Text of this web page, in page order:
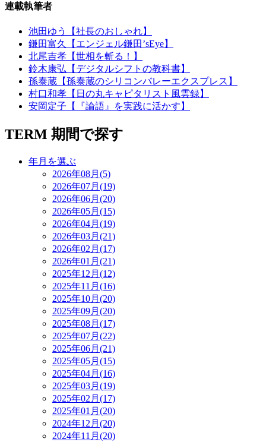
連載執筆者
池田ゆう【社長のおしゃれ】
鎌田富久【エンジェル鎌田’sEye】
北尾吉孝【世相を斬る！】
鈴木康弘【デジタルシフトの教科書】
孫泰蔵【孫泰蔵のシリコンバレーエクスプレス】
村口和孝【日の丸キャピタリスト風雲録】
安岡定子【『論語』を実践に活かす】
TERM 期間で探す
年月を選ぶ
2026年08月(5)
2026年07月(19)
2026年06月(20)
2026年05月(15)
2026年04月(19)
2026年03月(21)
2026年02月(17)
2026年01月(21)
2025年12月(12)
2025年11月(16)
2025年10月(20)
2025年09月(20)
2025年08月(17)
2025年07月(22)
2025年06月(21)
2025年05月(15)
2025年04月(16)
2025年03月(19)
2025年02月(17)
2025年01月(20)
2024年12月(20)
2024年11月(20)